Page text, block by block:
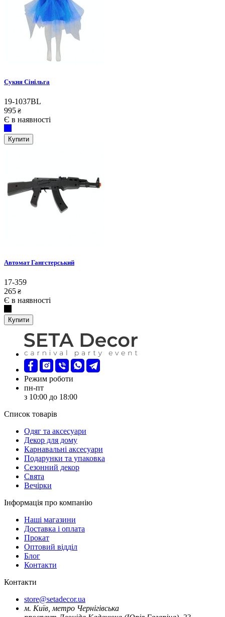
Сукня Сінільга
19-1037BL
995 ₴
Є в наявності
Купити
Автомат Гангстерський
17-359
265 ₴
Є в наявності
Купити
Режим роботи
пн-пт
з 10:00 до 18:00
Список товарів
Oдяг та аксесуари
Декор для дому
Карнавальні аксесуари
Подарунки та упаковка
Сезонний декор
Свята
Вечірки
Інформація про компанію
Наші магазини
Доставка і оплата
Прокат
Оптовий відділ
Блог
Контакти
Контакти
store@setadecor.ua
м. Київ, метро Чернігівська